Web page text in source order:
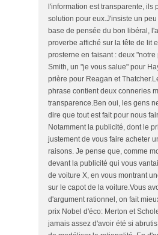
l'information est transparente, ils
solution pour eux.J'insiste un
base de pensée du bon libéral,
proverbe affiché sur la tête de lit
prosterne en faisant : deux
Smith, un "je vous salue" pour
prière pour Reagan et
phrase contient deux conneries
transparence.Ben oui, les gens
dire que tout est fait pour nous
Notamment la publicité, dont le
justement de vous faire acheter
raisons. Je pense que, comme
devant la publicité qui vous
de voiture X, en vous montrant
sur le capot de la voiture.Vous
d'argument rationnel, on fait
prix Nobel d'éco: Merton et
jamais assez d'avoir été si